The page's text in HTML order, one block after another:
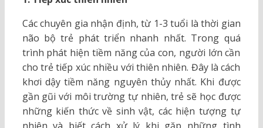
Các chuyên gia nhận định, từ 1-3 tuổi là thời gian
não bộ trẻ phát triển nhanh nhất. Trong quá
trình phát hiện tiềm năng của con, người lớn cần
cho trẻ tiếp xúc nhiều với thiên nhiên. Đây là cách
khơi dậy tiềm năng nguyên thủy nhất. Khi được
gần gũi với môi trường tự nhiên, trẻ sẽ học được
những kiến thức về sinh vật, các hiện tượng tự